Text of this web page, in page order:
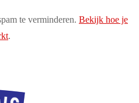
te verminderen. Bekijk hoe je
.